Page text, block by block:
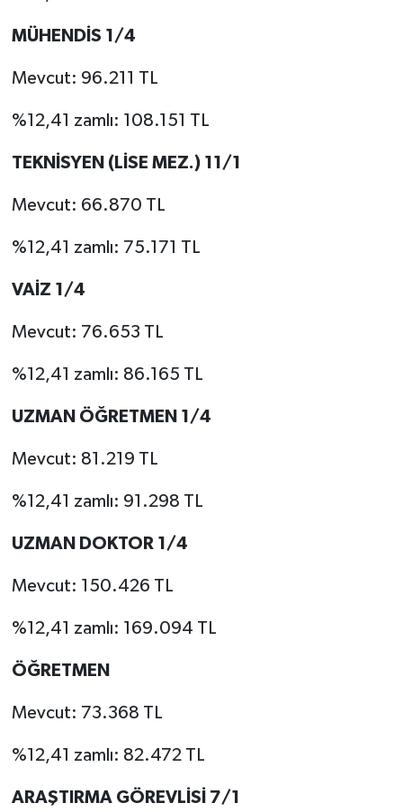
MÜHENDİS 1/4
Mevcut: 96.211 TL
%12,41 zamlı: 108.151 TL
TEKNİSYEN (LİSE MEZ.) 11/1
Mevcut: 66.870 TL
%12,41 zamlı: 75.171 TL
VAİZ 1/4
Mevcut: 76.653 TL
%12,41 zamlı: 86.165 TL
UZMAN ÖĞRETMEN 1/4
Mevcut: 81.219 TL
%12,41 zamlı: 91.298 TL
UZMAN DOKTOR 1/4
Mevcut: 150.426 TL
%12,41 zamlı: 169.094 TL
ÖĞRETMEN
Mevcut: 73.368 TL
%12,41 zamlı: 82.472 TL
ARAŞTIRMA GÖREVLİSİ 7/1